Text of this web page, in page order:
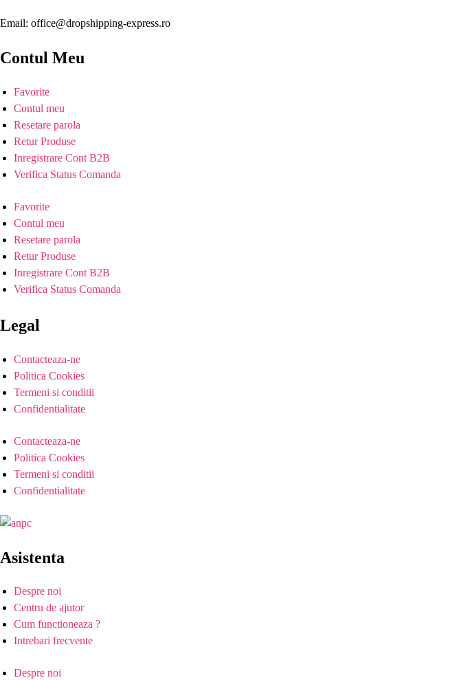
Email: office@dropshipping-express.ro
Contul Meu
Favorite
Contul meu
Resetare parola
Retur Produse
Inregistrare Cont B2B
Verifica Status Comanda
Favorite
Contul meu
Resetare parola
Retur Produse
Inregistrare Cont B2B
Verifica Status Comanda
Legal
Contacteaza-ne
Politica Cookies
Termeni si conditii
Confidentialitate
Contacteaza-ne
Politica Cookies
Termeni si conditii
Confidentialitate
Asistenta
Despre noi
Centru de ajutor
Cum functioneaza ?
Intrebari frecvente
Despre noi